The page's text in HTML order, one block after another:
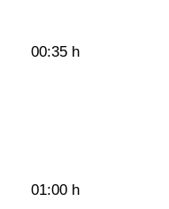
00:35 h
01:00 h